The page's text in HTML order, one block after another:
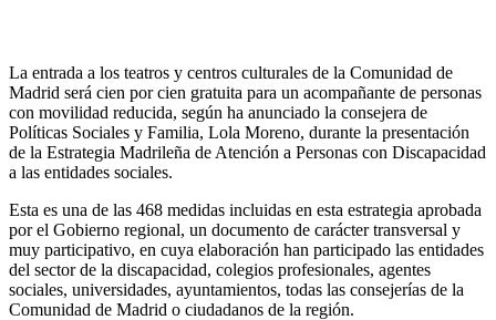
La entrada a los teatros y centros culturales de la Comunidad de
Madrid será cien por cien gratuita para un acompañante de personas
con movilidad reducida, según ha anunciado la consejera de
Políticas Sociales y Familia, Lola Moreno, durante la presentación
de la Estrategia Madrileña de Atención a Personas con Discapacidad
a las entidades sociales.
Esta es una de las 468 medidas incluidas en esta estrategia aprobada
por el Gobierno regional, un documento de carácter transversal y
muy participativo, en cuya elaboración han participado las entidades
del sector de la discapacidad, colegios profesionales, agentes
sociales, universidades, ayuntamientos, todas las consejerías de la
Comunidad de Madrid o ciudadanos de la región.